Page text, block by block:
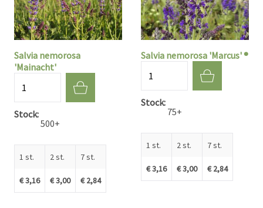
Salvia nemorosa
'Mainacht'
Stock
500+
1 st.
€ 3,16
2 st.
€ 3,00
7 st.
€ 2,84
Salvia nemorosa 'Marcus' ®
Stock
75+
1 st.
€ 3,16
2 st.
€ 3,00
7 st.
€ 2,84